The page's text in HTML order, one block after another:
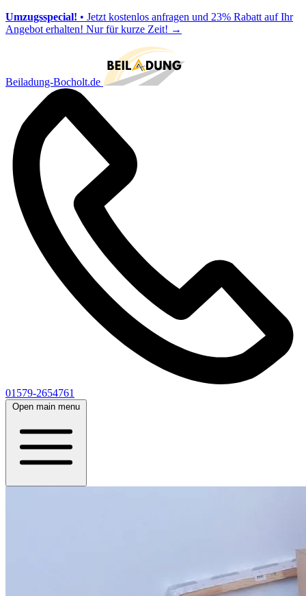
Umzugsspecial! • Jetzt kostenlos anfragen und 23% Rabatt auf Ihr
Angebot erhalten! Nur für kurze Zeit! →
Beiladung-Bocholt.de
01579-2654761
Open main menu